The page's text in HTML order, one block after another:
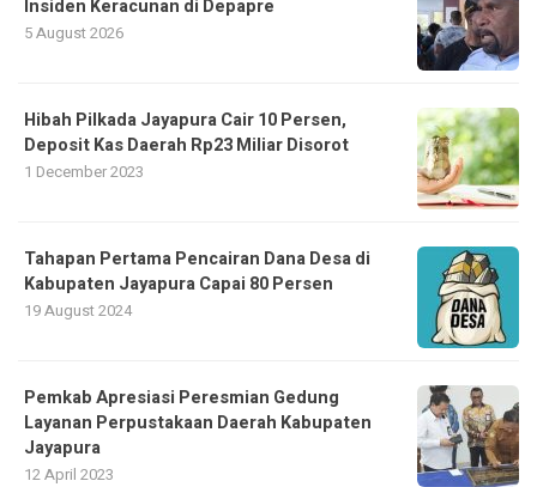
Insiden Keracunan di Depapre
5 August 2026
Hibah Pilkada Jayapura Cair 10 Persen,
Deposit Kas Daerah Rp23 Miliar Disorot
1 December 2023
Tahapan Pertama Pencairan Dana Desa di
Kabupaten Jayapura Capai 80 Persen
19 August 2024
Pemkab Apresiasi Peresmian Gedung
Layanan Perpustakaan Daerah Kabupaten
Jayapura
12 April 2023